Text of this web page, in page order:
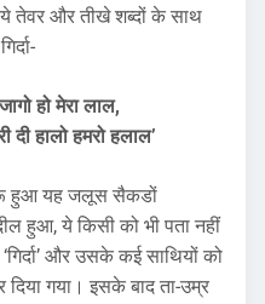
तेवर और तीखे शब्दों के साथ
हो मेरा लाल,
दी हालो हमरो हलाल’
हुआ यह जलूस सैकडों
हुआ, ये किसी को भी पता नहीं
और उसके कई साथियों को
दिया गया। इसके बाद ता-उम्र